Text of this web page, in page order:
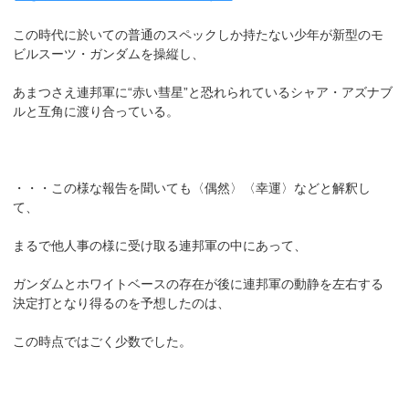
この時代に於いての普通のスペックしか持たない少年が新型のモ
ビルスーツ・ガンダムを操縦し、
あまつさえ連邦軍に“赤い彗星”と恐れられているシャア・アズナブ
ルと互角に渡り合っている。
・・・この様な報告を聞いても〈偶然〉〈幸運〉などと解釈し
て、
まるで他人事の様に受け取る連邦軍の中にあって、
ガンダムとホワイトベースの存在が後に連邦軍の動静を左右する
決定打となり得るのを予想したのは、
この時点ではごく少数でした。